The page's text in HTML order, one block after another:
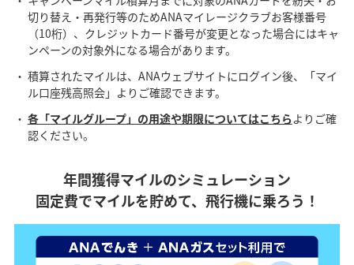
切り替え・再発行等のためANAマイレージクラブお客様番号
（10桁）、クレジットカード番号が変更となった場合にはキャ
ンペーンの対象外になる場合があります。
積算されたマイルは、ANAウェブサイトにログイン後、「マイ
ル口座残高照会」よりご確認できます。
各「マイルグループ」の用途や期限についてはこちらよりご確
認ください。
年間獲得マイルのシミュレーション
固定費でマイルを貯めて、飛行機に乗ろう！